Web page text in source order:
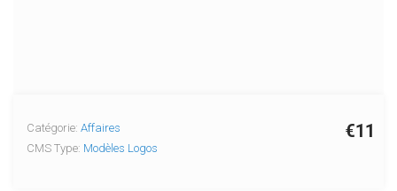
€11
Catégorie: Affaires
CMS Type: Modèles Logos